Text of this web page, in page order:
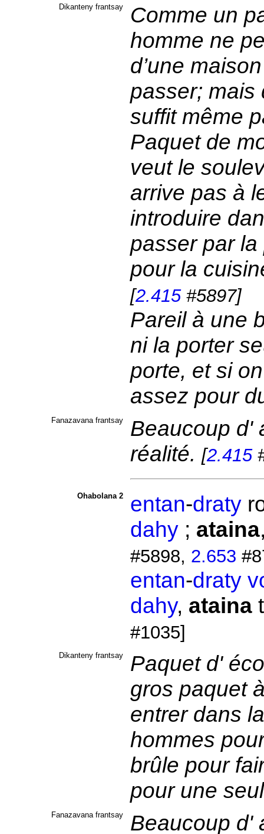
Dikanteny frantsay
Comme un
homme ne
d’une
passer; mais
suffit même
Paquet de
veut le
arrive pas à
introduire
passer par
pour la
[2.415#5897]
Pareil à une
ni la porter
porte, et si
assez pour
Fanazavana frantsay
Beaucoup d'
réalité. [2.415
Ohabolana 2 entan-draty
dahy; ataina
#5898, 2.653
entan-draty
dahy, ataina
#1035]
Dikanteny frantsay
Paquet d'
gros paquet
entrer dans
hommes
brûle pour
pour une
Fanazavana frantsay Beaucoup d'